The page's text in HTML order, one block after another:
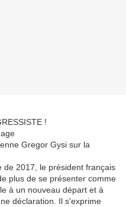
!
Gregor Gysi sur la
de 2017, le président français
plus de se présenter comme
à un nouveau départ et à
déclaration. Il s'exprime